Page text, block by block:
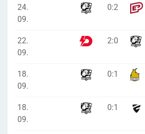
24.
09.
0:2
22.
09.
2:0
18.
09.
0:1
18.
09.
0:1